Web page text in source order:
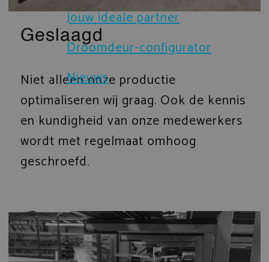
Prefab gevelelementen
IsoStone dorpel voor aluminium
Droomdeur-configurator
Certificaten
Technische documenten
Verduurzaming
Jouw ideale partner
Droomdeur-configurator
Nieuws
Geslaagd
Niet alleen onze productie
optimaliseren wij graag. Ook de kennis
en kundigheid van onze medewerkers
wordt met regelmaat omhoog
geschroefd.